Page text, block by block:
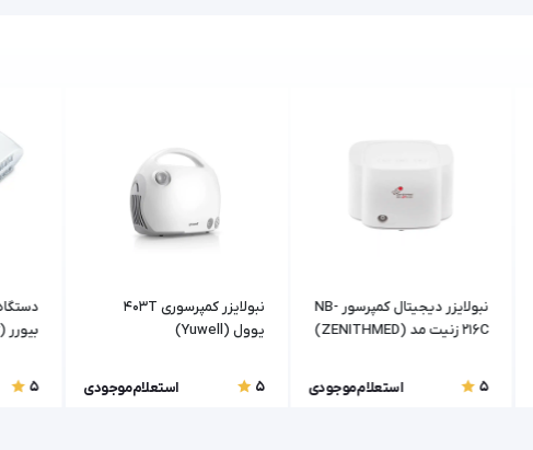
نبولایزر دیجیتال کمپرسور NB-
216C زنیت مد (ZENITHMED)
5 استعلام موجودی
نبولایزر کمپرسوری 403T
یوول (Yuwell)
5 استعلام موجودی
بیورر (Beurer) مدل IH21
5